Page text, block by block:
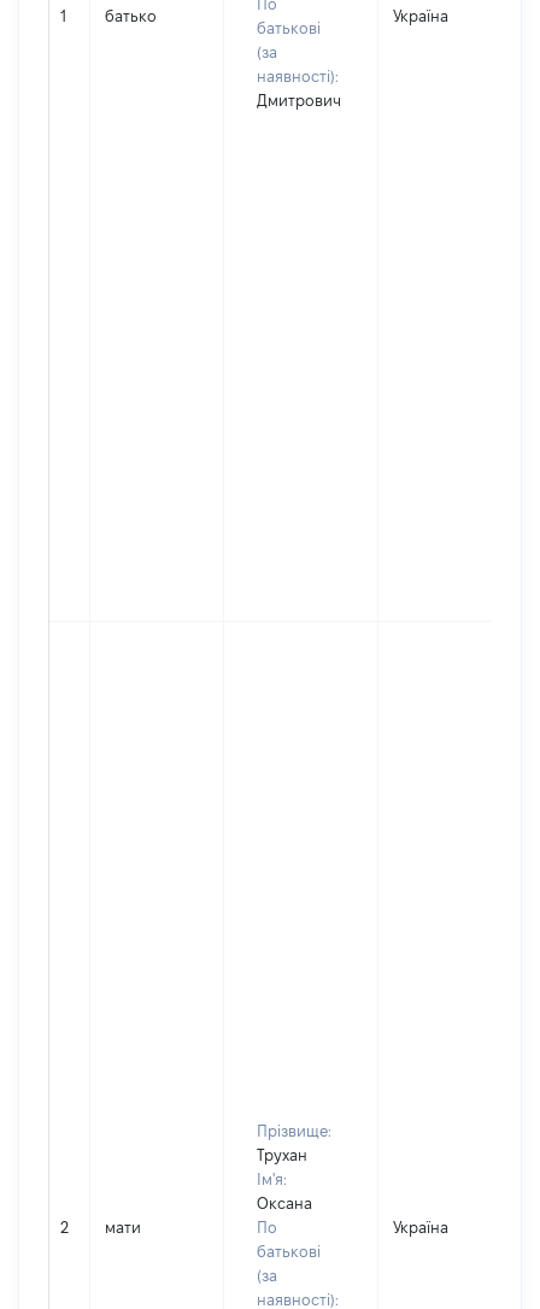
1 батько
По
батькові
(за
наявності):
Дмитрович
Україна
2 мати
Прізвище:
Трухан
Ім'я:
Оксана
По
батькові
(за
наявності):
Україна